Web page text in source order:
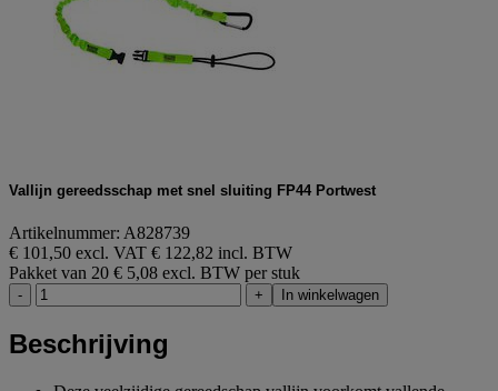
Vallijn gereedsschap met snel sluiting FP44 Portwest
Artikelnummer: A828739
€ 101,50 excl. VAT € 122,82 incl. BTW
Pakket van 20 € 5,08 excl. BTW per stuk
- + In winkelwagen
Beschrijving